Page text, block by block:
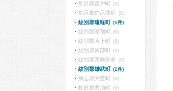
常呂郡置戸町 (0)
常呂郡佐呂間町 (0)
紋別郡遠軽町 (1件)
紋別郡湧別町 (0)
紋別郡滝上町 (0)
紋別郡興部町 (0)
紋別郡西興部村 (0)
紋別郡雄武町 (1件)
網走郡大空町 (0)
虻田郡豊浦町 (0)